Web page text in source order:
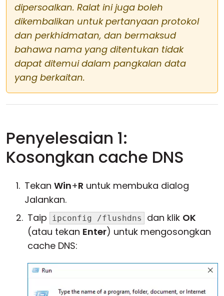
dipersoalkan. Ralat ini juga boleh
dikembalikan untuk pertanyaan protokol
dan perkhidmatan, dan bermaksud
bahawa nama yang ditentukan tidak
dapat ditemui dalam pangkalan data
yang berkaitan.
Penyelesaian 1:
Kosongkan cache DNS
Tekan Win+R untuk membuka dialog
Jalankan.
Taip
ipconfig /flushdns dan klik OK
(atau tekan Enter) untuk mengosongkan
cache DNS: